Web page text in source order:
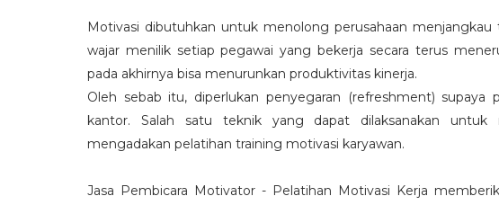
Motivasi dibutuhkan untuk menolong perusahaan
wajar menilik setiap pegawai yang bekerja secara terus
pada akhirnya bisa menurunkan produktivitas kinerja.
Oleh sebab itu, diperlukan penyegaran (refreshment) supaya
kantor. Salah satu teknik yang dapat dilaksanakan
mengadakan pelatihan training motivasi karyawan.
Jasa Pembicara Motivator - Pelatihan Motivasi Kerja